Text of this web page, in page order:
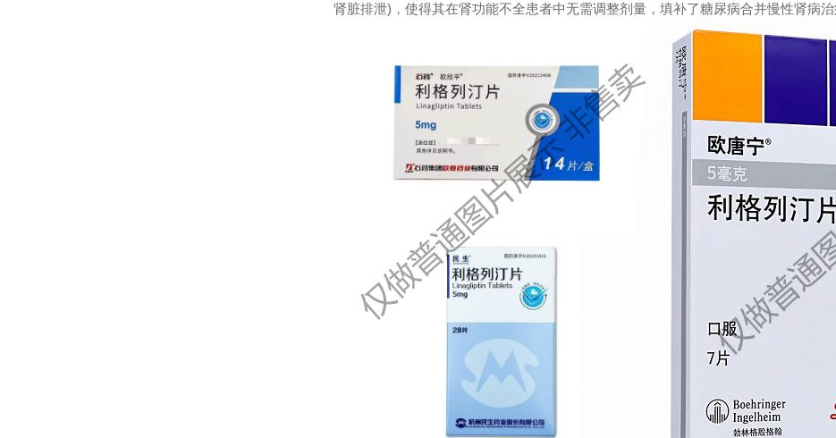
肾脏排泄)，使得其在肾功能不全患者中无需调整剂量，填补了糖尿病合并慢性肾病治